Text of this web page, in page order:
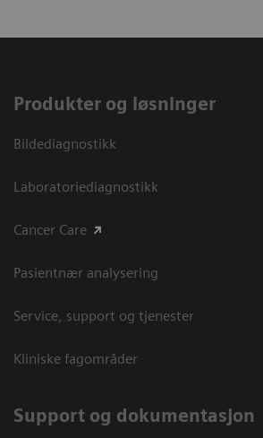
Produkter og løsninger
Bildediagnostikk
Laboratoriediagnostikk
Cancer Care
Pasientnær analysering
Service, support og tjenester
Kliniske fagområder
Support og dokumentasjon